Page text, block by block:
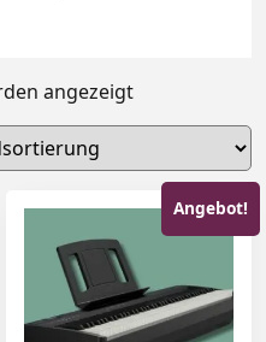
angezeigt
Angebot!